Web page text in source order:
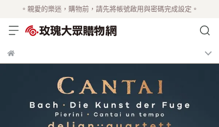
。親愛的樂迷，購物前，請先將帳號啟用與密碼完成設定。